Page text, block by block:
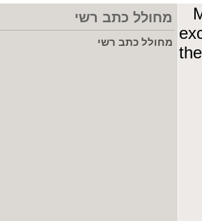
מחולל כתב רשי
מחולל כתב רשי